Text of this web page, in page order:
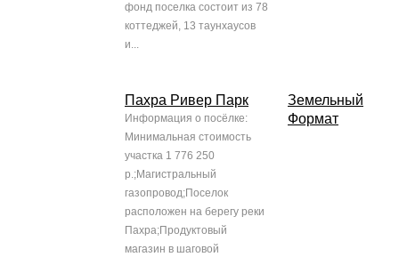
фонд поселка состоит из 78
коттеджей, 13 таунхаусов
и...
Пахра Ривер Парк
Информация о посёлке:
Минимальная стоимость
участка 1 776 250
р.;Магистральный
газопровод;Поселок
расположен на берегу реки
Пахра;Продуктовый
магазин в шаговой
Земельный
Формат